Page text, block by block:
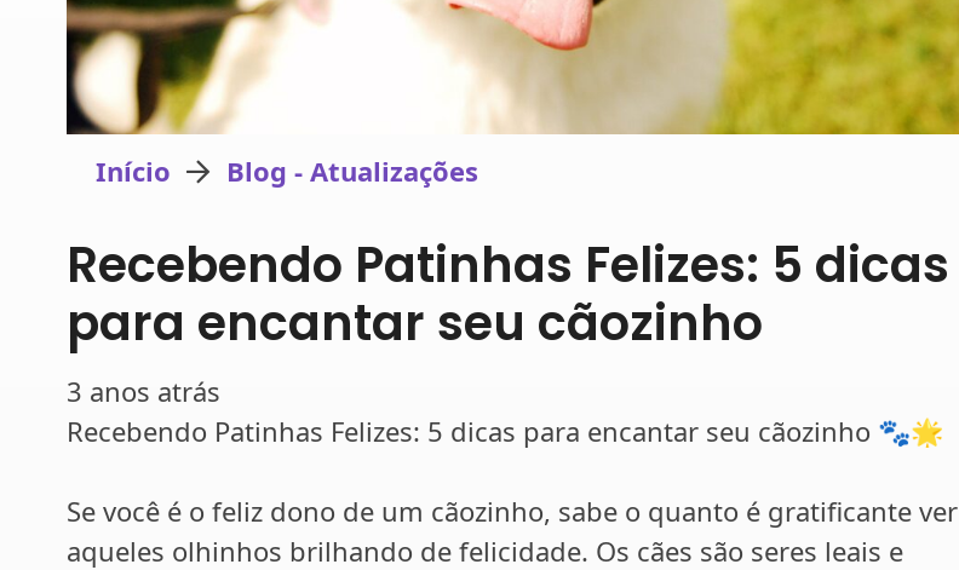
Início Blog - Atualizações
Recebendo Patinhas Felizes: 5 dicas
para encantar seu cãozinho
3 anos atrás
Recebendo Patinhas Felizes: 5 dicas para encantar seu cãozinho 🐾🌟
Se você é o feliz dono de um cãozinho, sabe o quanto é gratificante ver
aqueles olhinhos brilhando de felicidade. Os cães são seres leais e